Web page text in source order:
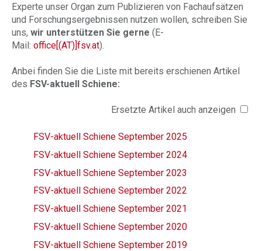
Experte unser Organ zum Publizieren von Fachaufsätzen
und Forschungsergebnissen nutzen wollen, schreiben Sie
uns, wir unterstützen Sie gerne (E-
Mail: office[(AT)]fsv.at).
Anbei finden Sie die Liste mit bereits erschienen Artikel
des FSV-aktuell Schiene:
Ersetzte Artikel auch anzeigen
FSV-aktuell Schiene September 2025
FSV-aktuell Schiene September 2024
FSV-aktuell Schiene September 2023
FSV-aktuell Schiene September 2022
FSV-aktuell Schiene September 2021
FSV-aktuell Schiene September 2020
FSV-aktuell Schiene September 2019